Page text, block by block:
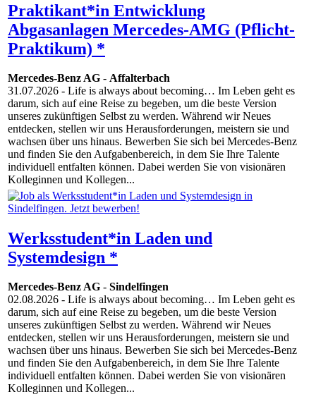
Praktikant*in Entwicklung
Abgasanlagen Mercedes-AMG (Pflicht-
Praktikum) *
Mercedes-Benz AG - Affalterbach
31.07.2026 - Life is always about becoming… Im Leben geht es
darum, sich auf eine Reise zu begeben, um die beste Version
unseres zukünftigen Selbst zu werden. Während wir Neues
entdecken, stellen wir uns Herausforderungen, meistern sie und
wachsen über uns hinaus. Bewerben Sie sich bei Mercedes-Benz
und finden Sie den Aufgabenbereich, in dem Sie Ihre Talente
individuell entfalten können. Dabei werden Sie von visionären
Kolleginnen und Kollegen...
Werksstudent*in Laden und
Systemdesign *
Mercedes-Benz AG - Sindelfingen
02.08.2026 - Life is always about becoming… Im Leben geht es
darum, sich auf eine Reise zu begeben, um die beste Version
unseres zukünftigen Selbst zu werden. Während wir Neues
entdecken, stellen wir uns Herausforderungen, meistern sie und
wachsen über uns hinaus. Bewerben Sie sich bei Mercedes-Benz
und finden Sie den Aufgabenbereich, in dem Sie Ihre Talente
individuell entfalten können. Dabei werden Sie von visionären
Kolleginnen und Kollegen...